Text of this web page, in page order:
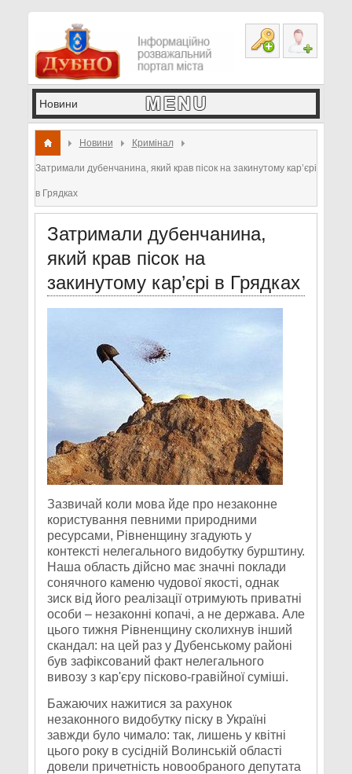
Новини Кримінал
Затримали дубенчанина, який крав пісок на закинутому кар’єрі
в Грядках
Затримали дубенчанина,
який крав пісок на
закинутому кар’єрі в Грядках
Зазвичай коли мова йде про незаконне
користування певними природними
ресурсами, Рівненщину згадують у
контексті нелегального видобутку бурштину.
Наша область дійсно має значні поклади
сонячного каменю чудової якості, однак
зиск від його реалізації отримують приватні
особи – незаконні копачі, а не держава. Але
цього тижня Рівненщину сколихнув інший
скандал: на цей раз у Дубенському районі
був зафіксований факт нелегального
вивозу з кар'єру пісково-гравійної суміші.
Бажаючих нажитися за рахунок
незаконного видобутку піску в Україні
завжди було чимало: так, лишень у квітні
цього року в сусідній Волинській області
довели причетність новообраного депутата